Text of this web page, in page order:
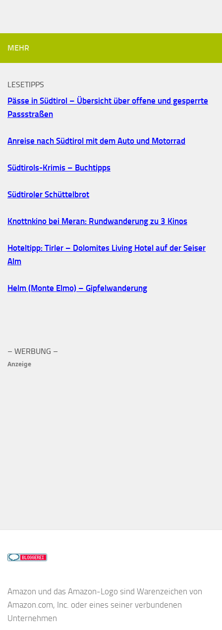
MEHR
LESETIPPS
Pässe in Südtirol – Übersicht über offene und gesperrte
Passstraßen
Anreise nach Südtirol mit dem Auto und Motorrad
Südtirols-Krimis – Buchtipps
Südtiroler Schüttelbrot
Knottnkino bei Meran: Rundwanderung zu 3 Kinos
Hoteltipp: Tirler – Dolomites Living Hotel auf der Seiser
Alm
Helm (Monte Elmo) – Gipfelwanderung
– WERBUNG –
Anzeige
Amazon und das Amazon-Logo sind Warenzeichen von
Amazon.com, Inc. oder eines seiner verbundenen
Unternehmen